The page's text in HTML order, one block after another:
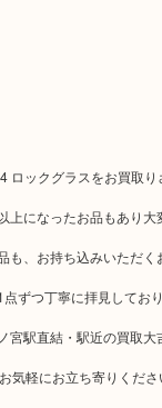
ックグラスをお買取り
になったお品もあり大
、お持ち込みいただく
ずつ丁寧に拝見しており
駅直結・駅近の買取大
軽にお立ち寄りくださ